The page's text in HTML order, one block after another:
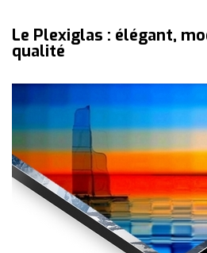
Le Plexiglas : élégant,
qualité